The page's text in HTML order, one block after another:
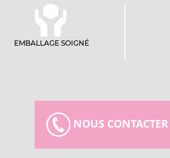
EMBALLAGE SOIGNÉ
NOUS CONTACTER